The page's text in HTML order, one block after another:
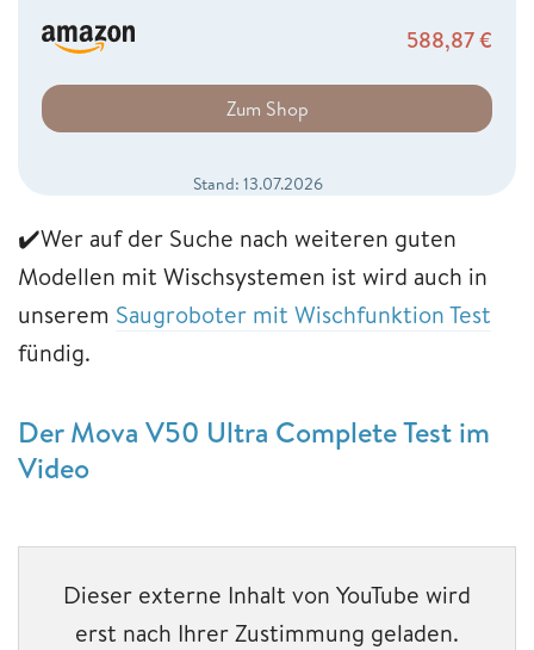
588,87€
Zum Shop
Stand: 13.07.2026
✔️Wer auf der Suche nach weiteren guten
Modellen mit Wischsystemen ist wird auch in
unserem Saugroboter mit Wischfunktion Test
fündig.
Der Mova V50 Ultra Complete Test im
Video
Dieser externe Inhalt von YouTube wird
erst nach Ihrer Zustimmung geladen.